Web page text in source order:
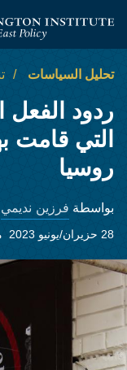
معهد واشنطن
تحليل السياسات
ردود الفعل
التي قامت
روسيا
بواسطة فرزين نديمي
28 حزيران/يونيو 2023